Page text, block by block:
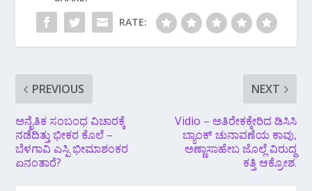
RATE:
PREVIOUS
ಅನೈತಿಕ ಸಂಬಂಧ ವಿಚಾರಕ್ಕೆ
ನಡೆದಿತ್ತು ಭೀಕರ ಕೊಲೆ –
ಬೆಳಗಾವಿ ಎಸ್ಪಿ ಭೀಮಾಶಂಕರ
ಏನಂತಾರೆ?
NEXT
Vidio – ಅತಿರೇಕಕ್ಕೇರಿದ ಡಿಸಿಸಿ
ಬ್ಯಾಂಕ್ ಚುನಾವಣೆಯ ಕಾವು,
ಅಣ್ಣಾಸಾಹೇಬ ಜೊಲ್ಲೆ ವಿರುದ್ಧ
ಕತ್ತಿ ಆಕ್ರೋಶ.